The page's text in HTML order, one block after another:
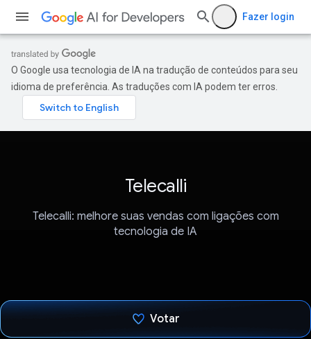
Fazer login
O Google usa tecnologia de IA na tradução de conteúdos para seu
idioma de preferência. As traduções com IA podem ter erros.
Telecalli
Telecalli: melhore suas vendas com ligações com
tecnologia de IA
Votar